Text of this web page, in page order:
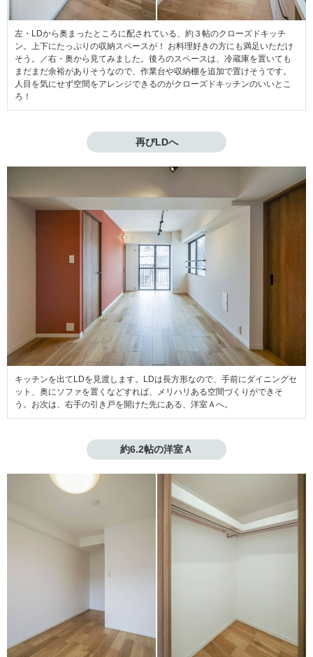
左・LDから奥まったところに配されている、約３帖のクローズドキッチ
ン。上下にたっぷりの収納スペースが！ お料理好きの方にも満足いただけ
そう。／右・奥から見てみました。後ろのスペースは、冷蔵庫を置いても
まだまだ余裕がありそうなので、作業台や収納棚を追加で置けそうです。
人目を気にせず空間をアレンジできるのがクローズドキッチンのいいとこ
ろ！
再びLDへ
キッチンを出てLDを見渡します。LDは長方形なので、手前にダイニングセ
ット、奥にソファを置くなどすれば、メリハリある空間づくりができそ
う。お次は、右手の引き戸を開けた先にある、洋室Ａへ。
約6.2帖の洋室Ａ